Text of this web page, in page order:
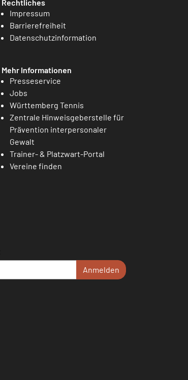
Rechtliches
Impressum
Barrierefreiheit
Datenschutzinformation
Mehr Informationen
Presseservice
Jobs
Württemberg Tennis
Zentrale Hinweisgeberstelle für
Prävention interpersonaler
Gewalt
Trainer- & Platzwart-Portal
Vereine finden
Anmelden